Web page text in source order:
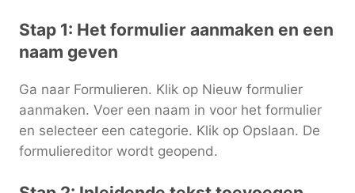
Stap 1: Het formulier aanmaken en een
naam geven
Ga naar Formulieren. Klik op Nieuw formulier
aanmaken. Voer een naam in voor het formulier
en selecteer een categorie. Klik op Opslaan. De
formuliereditor wordt geopend.